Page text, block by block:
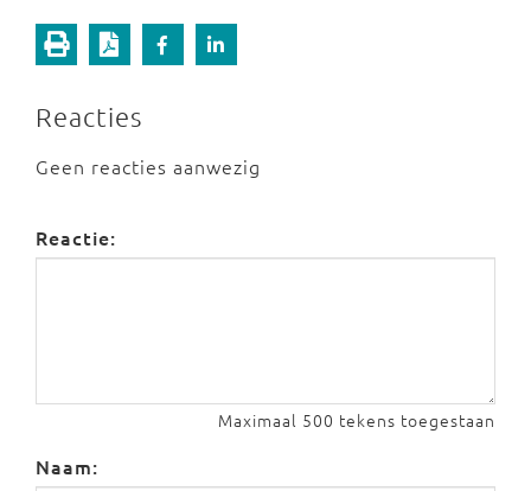
Reacties
Geen reacties aanwezig
Reactie:
Maximaal 500 tekens toegestaan
Naam: